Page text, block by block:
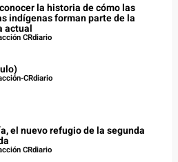
la historia de cómo las
indígenas forman parte de la
actual
CRdiario
CRdiario
el nuevo refugio de la segunda
CRdiario